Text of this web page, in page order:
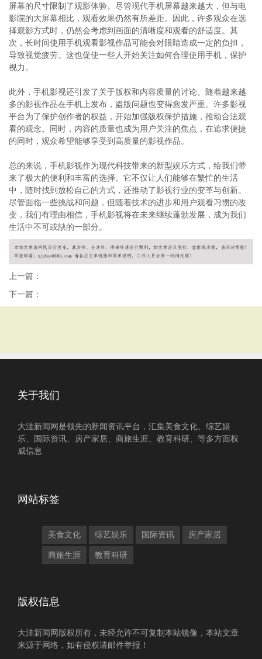
屏幕的尺寸限制了观影体验。尽管现代手机屏幕越来越大，但与电
影院的大屏幕相比，观看效果仍然有所差距。因此，许多观众在选
择观影方式时，仍然会考虑到画面的清晰度和观看的舒适度。其
次，长时间使用手机观看影视作品可能会对眼睛造成一定的负担，
导致视觉疲劳。这也促使一些人开始关注如何合理使用手机，保护
视力。
此外，手机影视还引发了关于版权和内容质量的讨论。随着越来越
多的影视作品在手机上发布，盗版问题也变得愈发严重。许多影视
平台为了保护创作者的权益，开始加强版权保护措施，推动合法观
看的观念。同时，内容的质量也成为用户关注的焦点，在追求便捷
的同时，观众希望能够享受到高质量的影视作品。
总的来说，手机影视作为现代科技带来的新型娱乐方式，给我们带
来了极大的便利和丰富的选择。它不仅让人们能够在繁忙的生活
中，随时找到放松自己的方式，还推动了影视行业的变革与创新。
尽管面临一些挑战和问题，但随着技术的进步和用户观看习惯的改
变，我们有理由相信，手机影视将在未来继续蓬勃发展，成为我们
生活中不可或缺的一部分。
上一篇：
下一篇：
关于我们
大洼新闻网是领先的新闻资讯平台，汇集美食文化、综艺娱
乐、国际资讯、房产家居、商旅生涯、教育科研、等多方面权
威信息
网站标签
美食文化 综艺娱乐 国际资讯 房产家居
商旅生涯 教育科研
版权信息
大洼新闻网版权所有，未经允许不可复制本站镜像，本站文章
来源于网络，如有侵权请邮件举报！